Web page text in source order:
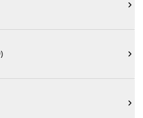

) 
